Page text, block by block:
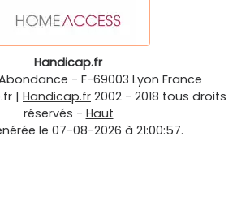
Handicap.fr
- F-69003 Lyon France
| Handicap.fr 2002 - 2018 tous droits
réservés - Haut
le 07-08-2026 à 21:00:57.